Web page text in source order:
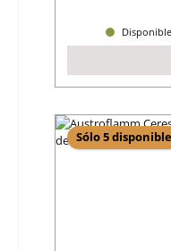
Sólo 5 disponible